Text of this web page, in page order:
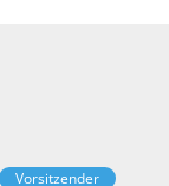
Vorsitzender